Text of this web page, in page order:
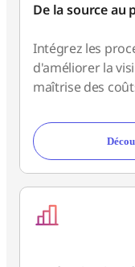
De la source au
Intégrez les
d'améliorer la
maîtrise des